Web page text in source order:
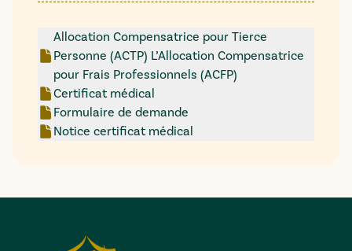
Allocation Compensatrice pour Tierce
Personne (ACTP) L’Allocation Compensatrice
pour Frais Professionnels (ACFP)
Certificat médical
Formulaire de demande
Notice certificat médical